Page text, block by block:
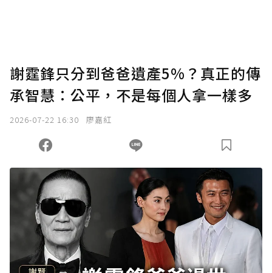
謝霆鋒只分到爸爸遺產5%？真正的傳
承智慧：公平，不是每個人拿一樣多
2026-07-22 16:30 廖嘉紅